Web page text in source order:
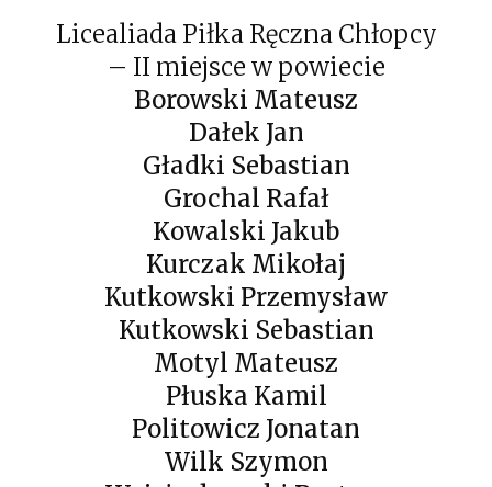
Licealiada Piłka Ręczna Chłopcy
– II miejsce w powiecie
Borowski Mateusz
Dałek Jan
Gładki Sebastian
Grochal Rafał
Kowalski Jakub
Kurczak Mikołaj
Kutkowski Przemysław
Kutkowski Sebastian
Motyl Mateusz
Płuska Kamil
Politowicz Jonatan
Wilk Szymon